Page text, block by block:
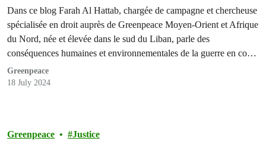
Dans ce blog Farah Al Hattab, chargée de campagne et chercheuse
spécialisée en droit auprès de Greenpeace Moyen-Orient et Afrique
du Nord, née et élevée dans le sud du Liban, parle des
conséquences humaines et environnementales de la guerre en cours
à Gaza.
Greenpeace
18 July 2024
Greenpeace Justice